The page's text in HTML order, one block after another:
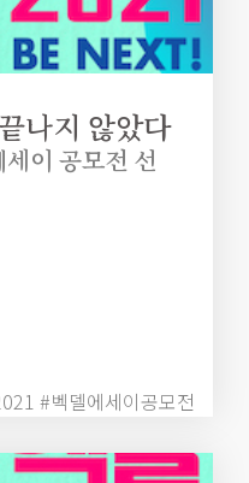
나지 않았다
이 공모전 선
#벡델에세이공모전